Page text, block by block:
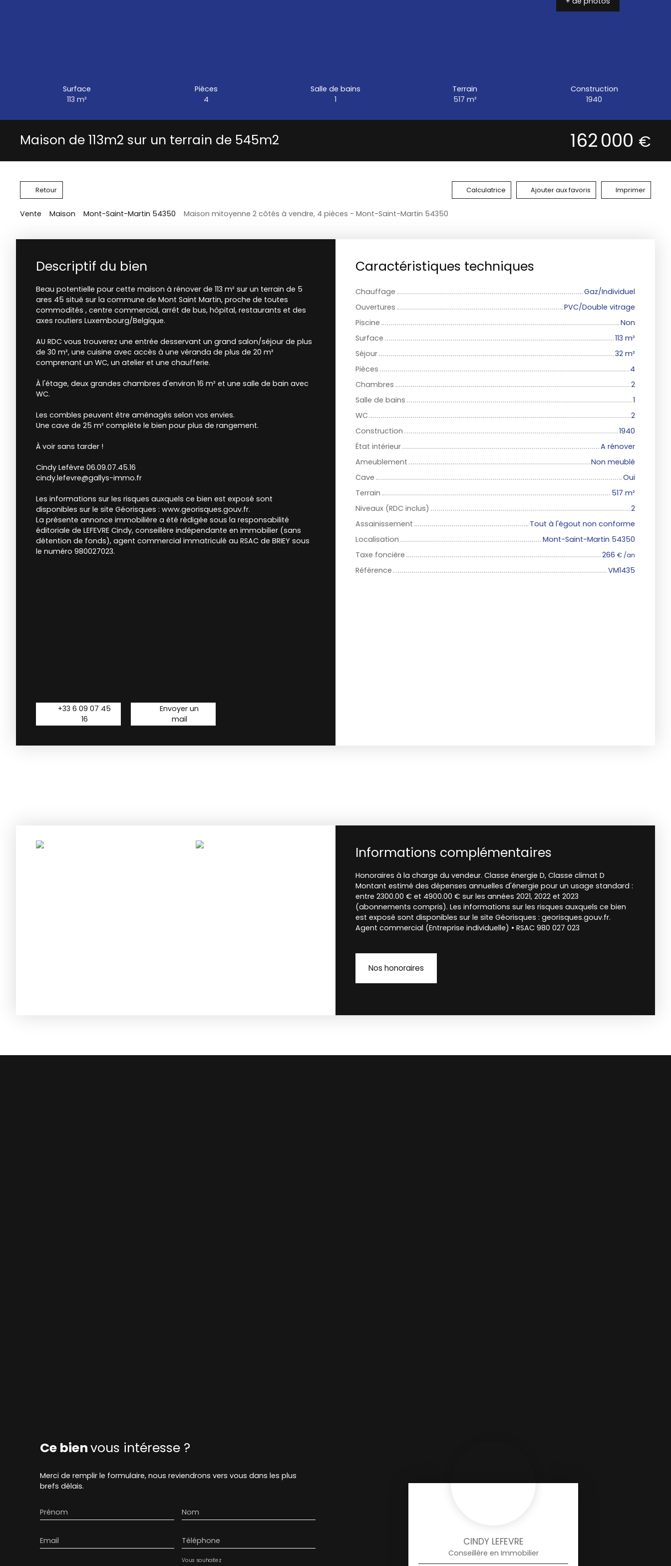
Surface
113 m²
Pièces
4
Salle de bains
1
Terrain
517 m²
Construction
1940
Maison de 113m2 sur un terrain de 545m2 162 000 €
Retour Calculatrice Ajouter aux favoris Imprimer
Vente Maison Mont-Saint-Martin 54350 Maison mitoyenne 2 côtés à vendre, 4 pièces - Mont-Saint-Martin 54350
Descriptif du bien
Beau potentielle pour cette maison à rénover de 113 m² sur un terrain de 5
ares 45 situé sur la commune de Mont Saint Martin, proche de toutes
commodités , centre commercial, arrêt de bus, hôpital, restaurants et des
axes routiers Luxembourg/Belgique.
AU RDC vous trouverez une entrée desservant un grand salon/séjour de plus
de 30 m², une cuisine avec accès à une véranda de plus de 20 m²
comprenant un WC, un atelier et une chaufferie.
À l'étage, deux grandes chambres d'environ 16 m² et une salle de bain avec
WC.
Les combles peuvent être aménagés selon vos envies.
Une cave de 25 m² complète le bien pour plus de rangement.
À voir sans tarder !
Cindy Lefèvre 06.09.07.45.16
cindy.lefevre@gallys-immo.fr
Les informations sur les risques auxquels ce bien est exposé sont
disponibles sur le site Géorisques : www.georisques.gouv.fr.
La présente annonce immobilière a été rédigée sous la responsabilité
éditoriale de LEFEVRE Cindy, conseillère indépendante en immobilier (sans
détention de fonds), agent commercial immatriculé au RSAC de BRIEY sous
le numéro 980027023.
+33 6 09 07 45
16
Envoyer un
mail
Caractéristiques techniques
Chauffage
Gaz/Individuel
Ouvertures
PVC/Double vitrage
Piscine
Non
Surface
113 m²
Séjour
32 m²
Pièces
4
Chambres
2
Salle de bains
1
WC
2
Construction
1940
État intérieur
A rénover
Ameublement
Non meublé
Cave
Oui
Terrain
517 m²
Niveaux (RDC inclus)
2
Assainissement
Tout à l'égout non conforme
Localisation
Mont-Saint-Martin 54350
Taxe foncière
266 € /an
Référence VM1435
Informations complémentaires
Honoraires à la charge du vendeur. Classe énergie D, Classe climat D
Montant estimé des dépenses annuelles d'énergie pour un usage standard :
entre 2300.00 € et 4900.00 € sur les années 2021, 2022 et 2023
(abonnements compris). Les informations sur les risques auxquels ce bien
est exposé sont disponibles sur le site Géorisques : georisques.gouv.fr.
Agent commercial (Entreprise individuelle) • RSAC 980 027 023
Nos honoraires
Ce bienvous intéresse ?
Merci de remplir le formulaire, nous reviendrons vers vous dans les plus
brefs délais.
Prénom Nom
Email Téléphone
Vous souhaitez
CINDY LEFEVRE
Conseillère en Immobilier